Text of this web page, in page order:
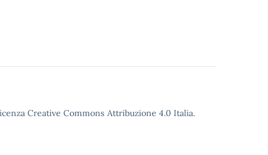
Creative Commons Attribuzione 4.0 Italia.